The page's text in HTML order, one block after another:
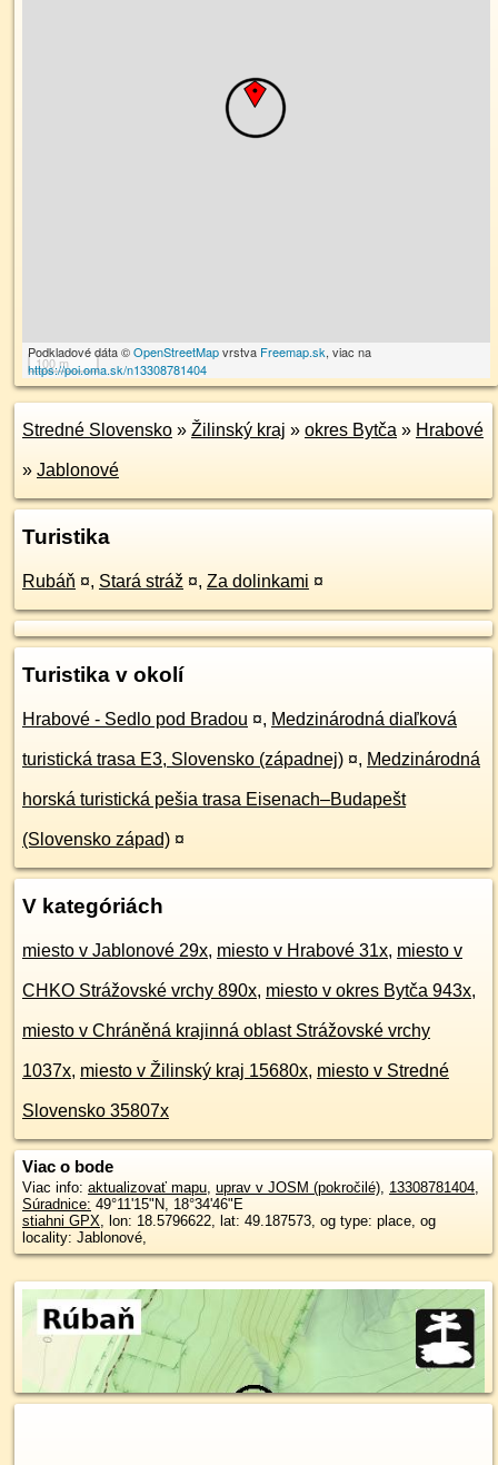
100 m
Podkladové dáta ©OpenStreetMapvrstva Freemap.sk, viac na
https://poi.oma.sk/n13308781404
Stredné Slovensko » Žilinský kraj » okres Bytča » Hrabové
» Jablonové
Turistika
Rubáň ¤, Stará stráž ¤, Za dolinkami ¤
Turistika v okolí
Hrabové - Sedlo pod Bradou ¤, Medzinárodná diaľková
turistická trasa E3, Slovensko (západnej) ¤, Medzinárodná
horská turistická pešia trasa Eisenach–Budapešt
(Slovensko západ) ¤
V kategóriách
miesto v Jablonové 29x, miesto v Hrabové 31x, miesto v
CHKO Strážovské vrchy 890x, miesto v okres Bytča 943x,
miesto v Chráněná krajinná oblast Strážovské vrchy
1037x, miesto v Žilinský kraj 15680x, miesto v Stredné
Slovensko 35807x
Viac o bode
Viac info: aktualizovať mapu, uprav v JOSM (pokročilé), 13308781404,
Súradnice: 49°11'15"N, 18°34'46"E
stiahni GPX, lon: 18.5796622, lat: 49.187573, og type: place, og
locality: Jablonové,